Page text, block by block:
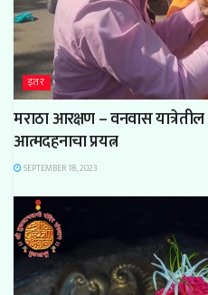
इतर
मराठा आरक्षण – वनवास
आत्मदहनाचा प्रयत्न
SEPTEMBER 18, 2023